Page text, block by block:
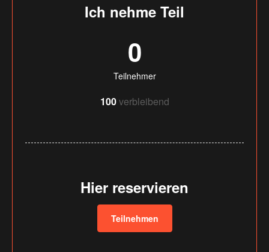
Ich nehme Teil
0
Teilnehmer
100verbleibend
Hier reservieren
Teilnehmen